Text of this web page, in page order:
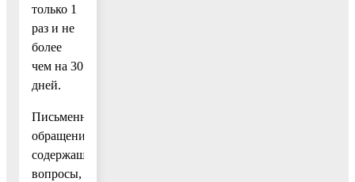
только 1
раз и не
более
чем на 30
дней.
Письменное
обращение,
содержащее
вопросы,